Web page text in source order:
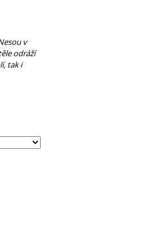
v
odráží
tak i